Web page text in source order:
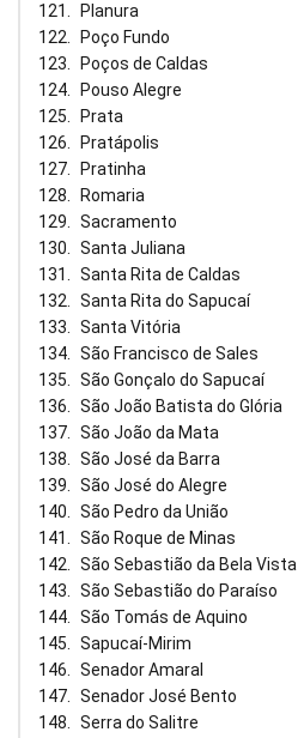
Planura
Poço Fundo
Poços de Caldas
Pouso Alegre
Prata
Pratápolis
Pratinha
Romaria
Sacramento
Santa Juliana
Santa Rita de Caldas
Santa Rita do Sapucaí
Santa Vitória
São Francisco de Sales
São Gonçalo do Sapucaí
São João Batista do Glória
São João da Mata
São José da Barra
São José do Alegre
São Pedro da União
São Roque de Minas
São Sebastião da Bela Vista
São Sebastião do Paraíso
São Tomás de Aquino
Sapucaí-Mirim
Senador Amaral
Senador José Bento
Serra do Salitre